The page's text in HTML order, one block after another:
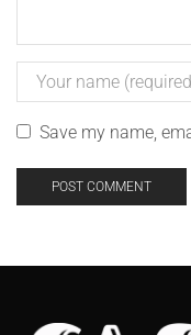
Save my name,